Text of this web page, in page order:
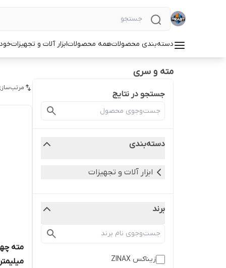
دسته‌بندی محصولاتهمه محصولاتابزار آلات و تجهیزات
مته و سری
جستجو در نتایج
دسته‌بندی
ابزار آلات و تجهیزات
برند
زیناکس ZINAX
میلیمتر